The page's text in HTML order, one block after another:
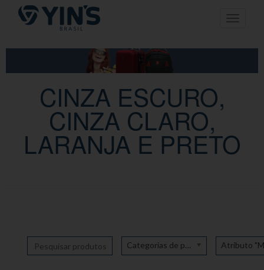
Pular
para
conteúdo
Toggle
CINZA ESCURO,
CINZA CLARO,
LARANJA E PRETO
Categorias de produto